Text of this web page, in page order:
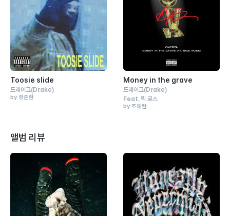
Toosie slide
드레이크(Drake)
by 장준환
Money in the grave
드레이크(Drake)
Feat. 릭 로스
by 조해람
앨범 리뷰